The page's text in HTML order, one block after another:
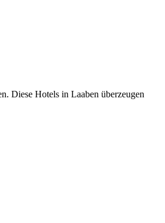
Diese Hotels in Laaben überzeugen